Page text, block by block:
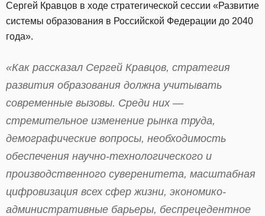
Сергей Кравцов в ходе стратегической сессии «Развитие
системы образования в Российской Федерации до 2040
года».
«Как рассказал Сергей Кравцов, стратегия
развития образования должна учитывать
современные вызовы. Среди них —
стремительное изменение рынка труда,
демографические вопросы, необходимость
обеспечения научно-технологического и
производственного суверенитета, масштабная
цифровизация всех сфер жизни, экономико-
административные барьеры, беспрецедентное